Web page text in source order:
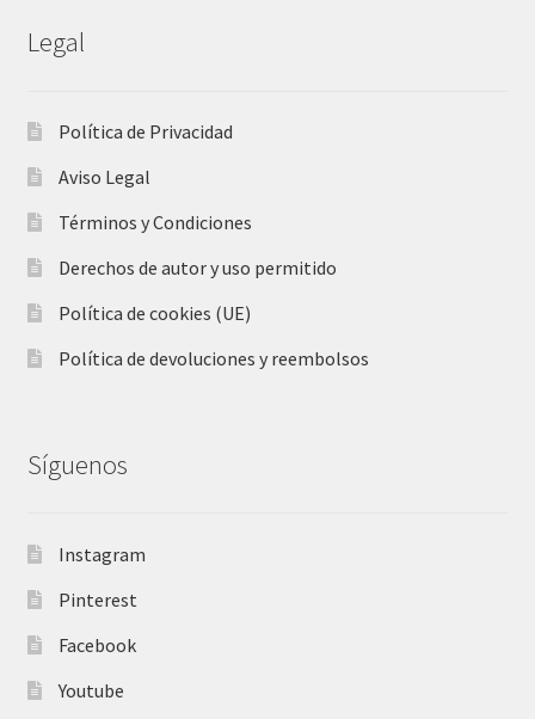
Legal
Política de Privacidad
Aviso Legal
Términos y Condiciones
Derechos de autor y uso permitido
Política de cookies (UE)
Política de devoluciones y reembolsos
Síguenos
Instagram
Pinterest
Facebook
Youtube